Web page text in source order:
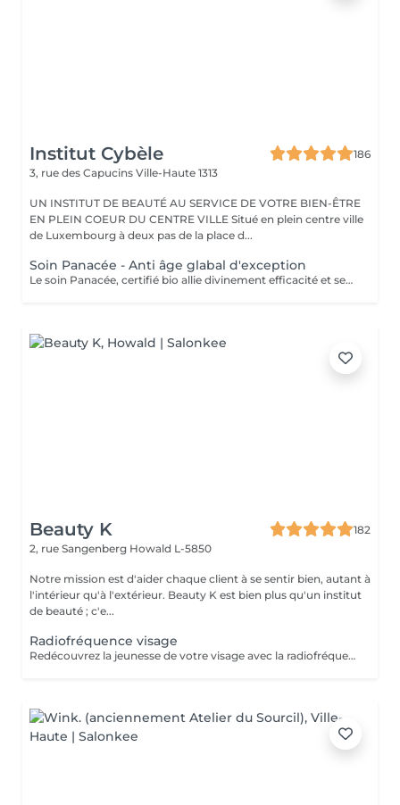
Institut Cybèle
186
3, rue des Capucins Ville-Haute 1313
UN INSTITUT DE BEAUTÉ AU SERVICE DE VOTRE BIEN-ÊTRE
EN PLEIN COEUR DU CENTRE VILLE Situé en plein centre ville
de Luxembourg à deux pas de la place d...
Soin Panacée - Anti âge glabal d'exception
Le soin Panacée, certifié bio allie divinement efficacité et sensorialité et cible tous les signes de l'âge : rides, éclat, fermeté. Des textures originales et un modelage visage resculptant unique réalisé à l'aide du Dermophyt's, un appareil à ondes sonores permettant de travailler les tissus en profondeur, pour des résultats visibles instantanément après un seul soin !
Beauty K
182
2, rue Sangenberg Howald L-5850
Notre mission est d'aider chaque client à se sentir bien, autant à
l'intérieur qu'à l'extérieur. Beauty K est bien plus qu'un institut
de beauté ; c'e...
Radiofréquence visage
Redécouvrez la jeunesse de votre visage avec la radiofréquence ! Ce traitement utilise des ondes électromagnétiques pour générer de la chaleur, provoquant une rétraction immédiate des fibres de collagène et stimulant leur production. Cela permet de remodeler l'ovale du visage et de repulper la peau. Idéal contre le relâchement cutané et les signes de vieillissement, il redéfinit les contours du visage et raffermit la peau, offrant des résultats visibles et sans risques. Vous constaterez une amélioration de la fermeté, une réduction des pores et une diminution des cellules adipeuses dans les zones traitées. Une cure de 5 séances est recommandée. Chaque séance renforce les effets pour une transformation progressive et durable.